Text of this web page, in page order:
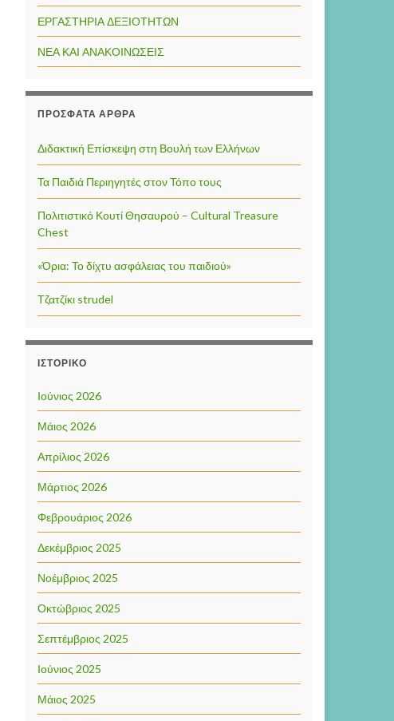
ΕΡΓΑΣΤΗΡΙΑ ΔΕΞΙΟΤΗΤΩΝ
ΝΕΑ ΚΑΙ ΑΝΑΚΟΙΝΩΣΕΙΣ
ΠΡΌΣΦΑΤΑ ΆΡΘΡΑ
Διδακτική Επίσκεψη στη Βουλή των Ελλήνων
Τα Παιδιά Περιηγητές στον Τόπο τους
Πολιτιστικό Κουτί Θησαυρού – Cultural Treasure
Chest
«Όρια: Το δίχτυ ασφάλειας του παιδιού»
Τζατζίκι strudel
ΙΣΤΟΡΙΚΌ
Ιούνιος 2026
Μάιος 2026
Απρίλιος 2026
Μάρτιος 2026
Φεβρουάριος 2026
Δεκέμβριος 2025
Νοέμβριος 2025
Οκτώβριος 2025
Σεπτέμβριος 2025
Ιούνιος 2025
Μάιος 2025